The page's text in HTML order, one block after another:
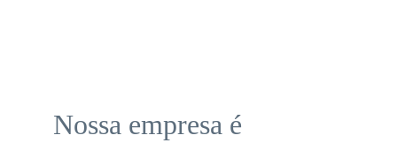
Nossa empresa é